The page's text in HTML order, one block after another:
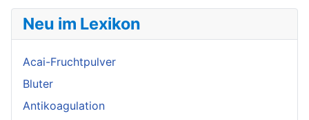
Neu im Lexikon
Acai-Fruchtpulver
Bluter
Antikoagulation